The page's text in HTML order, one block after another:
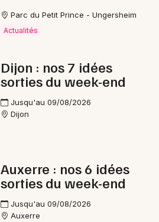
Parc du Petit Prince - Ungersheim
Actualités
Dijon : nos 7 idées
sorties du week-end
Jusqu'au 09/08/2026
Dijon
Auxerre : nos 6 idées
sorties du week-end
Jusqu'au 09/08/2026
Auxerre